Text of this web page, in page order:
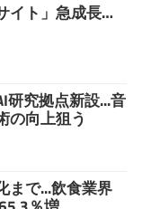
イト」急成長…
研究拠点新設...音
の向上狙う
まで...飲食業界